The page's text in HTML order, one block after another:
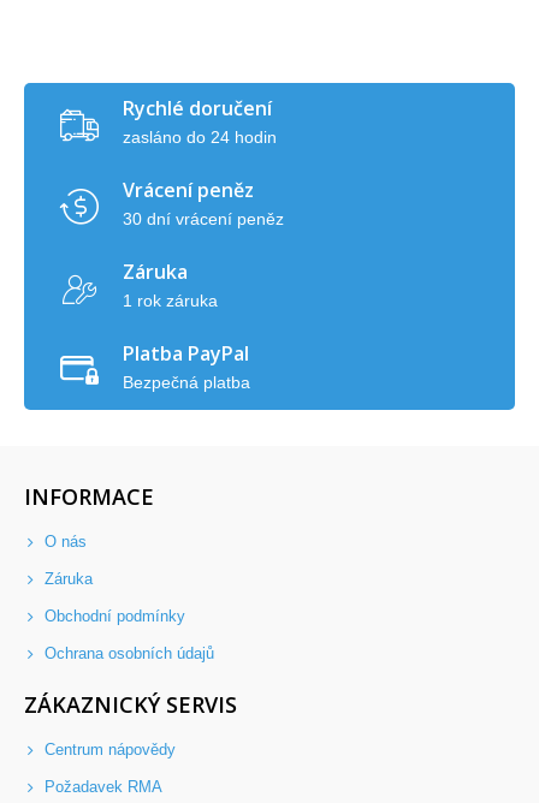
Rychlé doručení
zasláno do 24 hodin
Vrácení peněz
30 dní vrácení peněz
Záruka
1 rok záruka
Platba PayPal
Bezpečná platba
INFORMACE
O nás
Záruka
Obchodní podmínky
Ochrana osobních údajů
ZÁKAZNICKÝ SERVIS
Centrum nápovědy
Požadavek RMA